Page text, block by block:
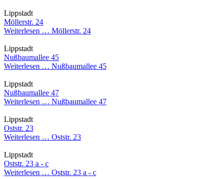
Lippstadt
Möllerstr. 24
Weiterlesen … Möllerstr. 24
Lippstadt
Nußbaumallee 45
Weiterlesen … Nußbaumallee 45
Lippstadt
Nußbaumallee 47
Weiterlesen … Nußbaumallee 47
Lippstadt
Oststr. 23
Weiterlesen … Oststr. 23
Lippstadt
Oststr. 23 a - c
Weiterlesen … Oststr. 23 a - c